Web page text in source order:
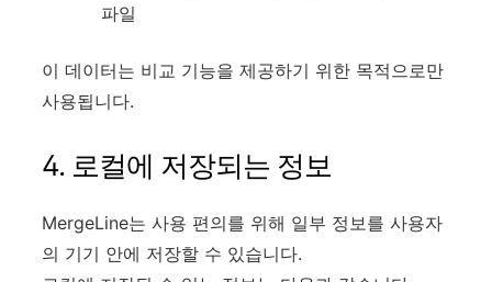
파일
이 데이터는 비교 기능을 제공하기 위한 목적으로만
사용됩니다.
4. 로컬에 저장되는 정보
MergeLine는 사용 편의를 위해 일부 정보를 사용자
의 기기 안에 저장할 수 있습니다.